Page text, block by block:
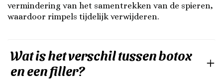
vermindering van het samentrekken van de spieren,
waardoor rimpels tijdelijk verwijderen.
Wat is het verschil tussen botox
en een filler?